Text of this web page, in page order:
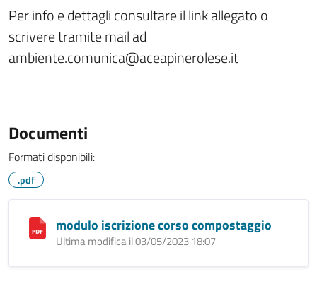
Per info e dettagli consultare il link allegato o
scrivere tramite mail ad
ambiente.comunica@aceapinerolese.it
Documenti
Formati disponibili:
.pdf
modulo iscrizione corso compostaggio
Ultima modifica il 03/05/2023 18:07